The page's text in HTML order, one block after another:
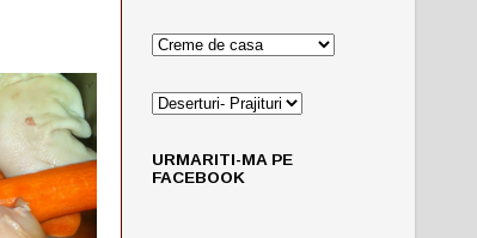
URMARITI-MA PE
FACEBOOK